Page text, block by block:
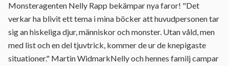
Monsteragenten Nelly Rapp bekämpar nya faror! "Det
verkar ha blivit ett tema i mina böcker att huvudpersonen tar
sig an hiskeliga djur, människor och monster. Utan våld, men
med list och en del tjuvtrick, kommer de ur de knepigaste
situationer." Martin WidmarkNelly och hennes familj campar